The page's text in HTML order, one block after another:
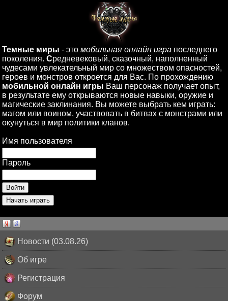
Темные миры - это мобильная онлайн игра последнего
поколения. Средневековый, сказочный, наполненный
чудесами увлекательный мир со множеством опасностей,
героев и монстров откроется для Вас. По прохождению
мобильной онлайн игры Ваш персонаж получает опыт,
в результате ему открываются новые навыки, оружие и
магические заклинания. Вы можете выбрать кем играть:
магом или воином, участвовать в битвах с монстрами или
окунуться в мир политики кланов.
Имя пользователя
Пароль
Новости (03.08.26)
Об игре
Регистрация
Форум